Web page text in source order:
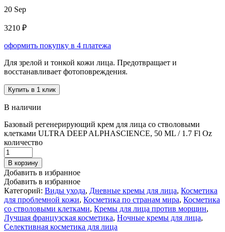
20 Sep
3210 ₽
оформить покупку в 4 платежа
Для зрелой и тонкой кожи лица. Предотвращает и
восстанавливает фотоповреждения.
Купить в 1 клик
В наличии
Базовый регенерирующий крем для лица со стволовыми
клетками ULTRA DEEP ALPHASCIENCE, 50 ML / 1.7 Fl Oz
количество
В корзину
Добавить в избранное
Добавить в избранное
Категорий: Виды ухода, Дневные кремы для лица, Косметика
для проблемной кожи, Косметика по странам мира, Косметика
со стволовыми клетками, Кремы для лица против морщин,
Лучшая французская косметика, Ночные кремы для лица,
Селективная косметика для лица